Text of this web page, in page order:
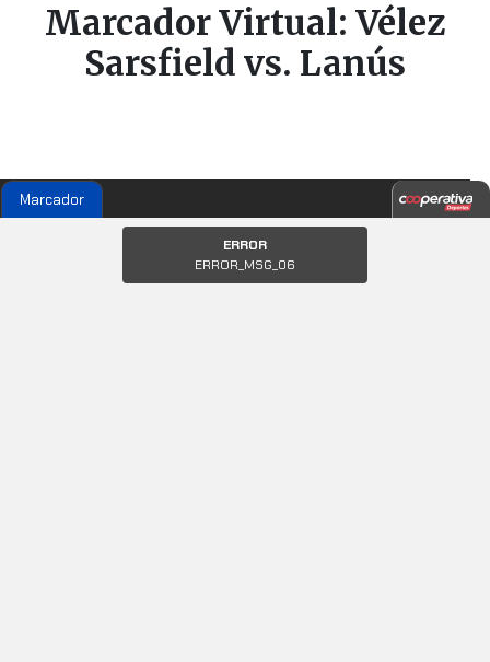
Marcador Virtual: Vélez
Sarsfield vs. Lanús
Marcador